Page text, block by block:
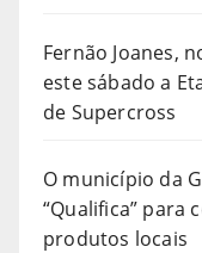
Fernão Joanes,
este sábado a
de Supercross
O município da
“Qualifica” para
produtos locais